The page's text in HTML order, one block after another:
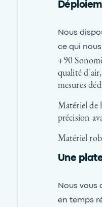
Nous
ce qui
+90
qualité
mesures
Matériel de
précision
Matériel
Une
Nous vous
en temps